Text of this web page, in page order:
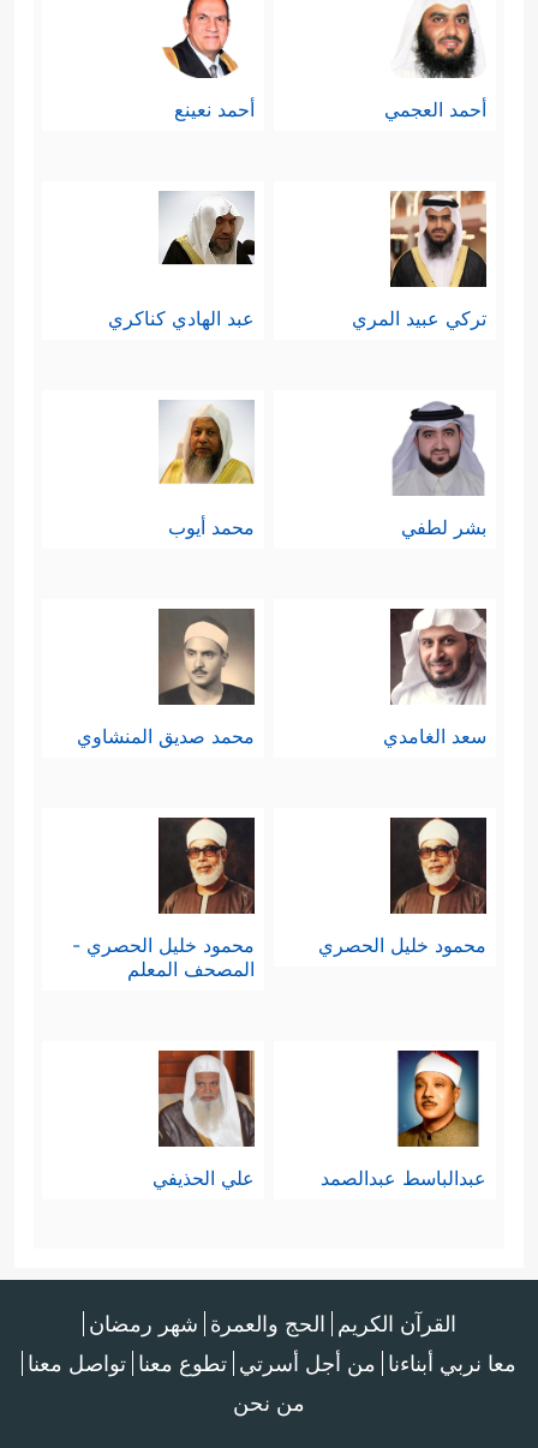
أحمد العجمي أحمد نعينع
تركي عبيد المري عبد الهادي كناكري
بشر لطفي محمد أيوب
سعد الغامدي محمد صديق المنشاوي
محمود خليل الحصري
محمود خليل الحصري -
المصحف المعلم
عبدالباسط عبدالصمد علي الحذيفي
القرآن الكريم الحج والعمرة شهر رمضان
معا نربي أبناءنا من أجل أسرتي تطوع معنا تواصل معنا
من نحن